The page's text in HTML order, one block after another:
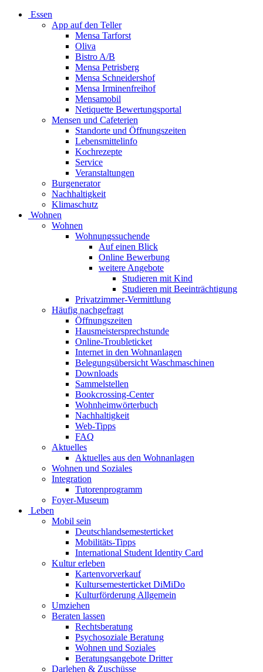
Essen
App auf den Teller
Mensa Tarforst
Oliva
Bistro A/B
Mensa Petrisberg
Mensa Schneidershof
Mensa Irminenfreihof
Mensamobil
Netiquette Bewertungsportal
Mensen und Cafeterien
Standorte und Öffnungszeiten
Lebensmittelinfo
Kochrezepte
Service
Veranstaltungen
Burgenerator
Nachhaltigkeit
Klimaschutz
Wohnen
Wohnen
Wohnungssuchende
Auf einen Blick
Online Bewerbung
weitere Angebote
Studieren mit Kind
Studieren mit Beeinträchtigung
Privatzimmer-Vermittlung
Häufig nachgefragt
Öffnungszeiten
Hausmeistersprechstunde
Online-Troubleticket
Internet in den Wohnanlagen
Belegungsübersicht Waschmaschinen
Downloads
Sammelstellen
Bookcrossing-Center
Wohnheimwörterbuch
Nachhaltigkeit
Web-Tipps
FAQ
Aktuelles
Aktuelles aus den Wohnanlagen
Wohnen und Soziales
Integration
Tutorenprogramm
Foyer-Museum
Leben
Mobil sein
Deutschlandsemesterticket
Mobilitäts-Tipps
International Student Identity Card
Kultur erleben
Kartenvorverkauf
Kultursemesterticket DiMiDo
Kulturförderung Allgemein
Umziehen
Beraten lassen
Rechtsberatung
Psychosoziale Beratung
Wohnen und Soziales
Beratungsangebote Dritter
Darlehen & Zuschüsse